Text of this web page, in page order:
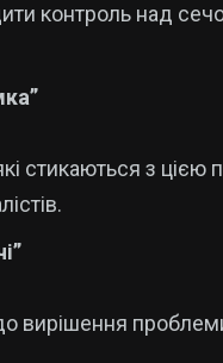
контроль над
стикаються з цією
до вирішення